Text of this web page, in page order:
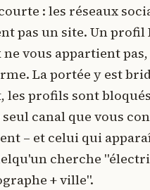
: les réseaux
pas un site. Un
ne vous appartient
La portée y est
les profils sont
seul canal que vous
– et celui qui
cherche
+ ville".